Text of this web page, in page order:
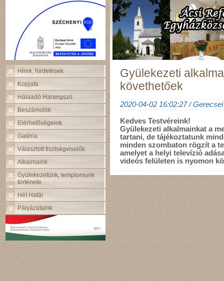
Hírek, hirdetések
Kopjafa
Hálaadó Harangszó
Beszámolók
Elérhetőségeink
Galéria
Választott tisztségviselők
Alkalmaink
Gyülekezetünk, templomunk
története
Hét Határ
Pályázataink
Gyülekezeti
követhetőek
2020-04-02 16:02:27 /
Kedves Testvéreink!
Gyülekezeti alkalmainkat a
tartani, de tájékoztatunk
minden szombaton rögzít a
amelyet a helyi televízió
videós felületen is nyomon